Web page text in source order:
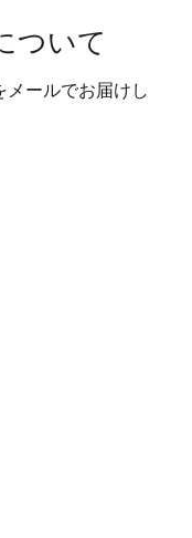
ついて
ールでお届けし